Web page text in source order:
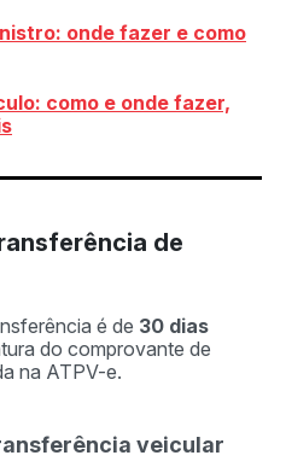
onde fazer e como
como e onde fazer,
de
é de 30 dias
do comprovante de
na ATPV-e.
veicular